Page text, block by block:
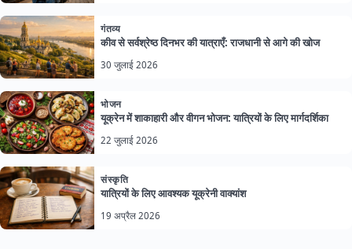
गंतव्य
कीव से सर्वश्रेष्ठ दिनभर की यात्राएँ: राजधानी से आगे की खोज
30 जुलाई 2026
भोजन
यूक्रेन में शाकाहारी और वीगन भोजन: यात्रियों के लिए मार्गदर्शिका
22 जुलाई 2026
संस्कृति
यात्रियों के लिए आवश्यक यूक्रेनी वाक्यांश
19 अप्रैल 2026